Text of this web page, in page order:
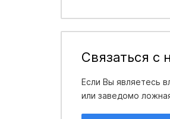
Связаться с
Если Вы являетесь
или заведомо